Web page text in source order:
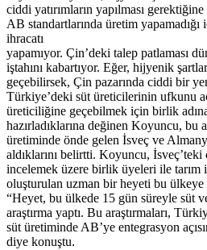
ciddi yatırımların yapılması
AB standartlarında üretim
ihracatı
yapamıyor. Çin’deki talep patlaması
iştahını kabartıyor. Eğer, hijyenik
geçebilirsek, Çin pazarında ciddi bir
Türkiye’deki süt üreticilerinin ufkunu
üreticiliğine geçebilmek için birlik
hazırladıklarına değinen Koyuncu, bu
üretiminde önde gelen İsveç ve
aldıklarını belirtti. Koyuncu, İsveç’teki
incelemek üzere birlik üyeleri ile tarım
oluşturulan uzman bir heyeti bu
“Heyet, bu ülkede 15 gün süreyle süt
araştırma yaptı. Bu araştırmaları,
süt üretiminde AB’ye entegrasyon
diye konuştu.